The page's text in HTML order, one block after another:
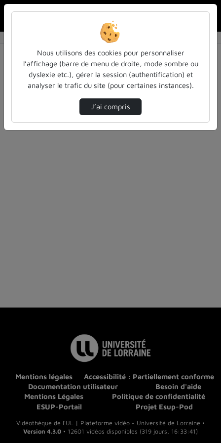
Résultats de la recherche
Filtres actifs (cliquer pour en retirer) :
Français
colloques-et-conferences henri-poincare
Mentions légales
Accessibilité : Partiellement conforme
Documentation utilisateur
Besoin d'aide
Mentions Légales
Politique de confidentialité
ESUP-Portail
Projet Esup-Pod
Vidéothèque de l'UL | Plateforme vidéo - Université de Lorraine •
Version 4.3.0 • 12601 vidéos disponibles (319 jours, 16:33:41)
Nous utilisons des cookies pour personnaliser
l’affichage (barre de menu de droite, mode sombre ou
dyslexie etc.), gérer la session (authentification) et
analyser le trafic du site (pour certaines instances).
J’ai compris